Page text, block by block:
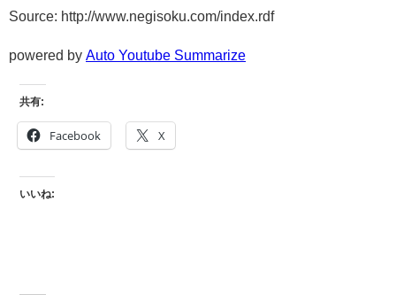
Source: http://www.negisoku.com/index.rdf
powered by Auto Youtube Summarize
共有:
Facebook X
いいね: